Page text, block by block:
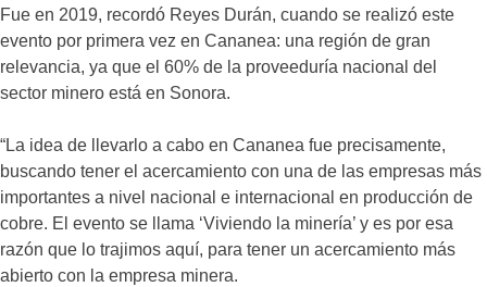
Fue en 2019, recordó Reyes Durán, cuando se realizó este
evento por primera vez en Cananea: una región de gran
relevancia, ya que el 60% de la proveeduría nacional del
sector minero está en Sonora.
“La idea de llevarlo a cabo en Cananea fue precisamente,
buscando tener el acercamiento con una de las empresas más
importantes a nivel nacional e internacional en producción de
cobre. El evento se llama ‘Viviendo la minería’ y es por esa
razón que lo trajimos aquí, para tener un acercamiento más
abierto con la empresa minera.